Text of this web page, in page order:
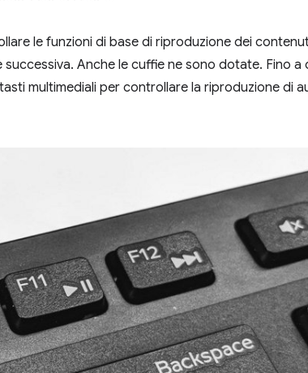
le funzioni di base di riproduzione dei
Anche le cuffie ne sono dotate. Fino a
multimediali per controllare la riproduzione di